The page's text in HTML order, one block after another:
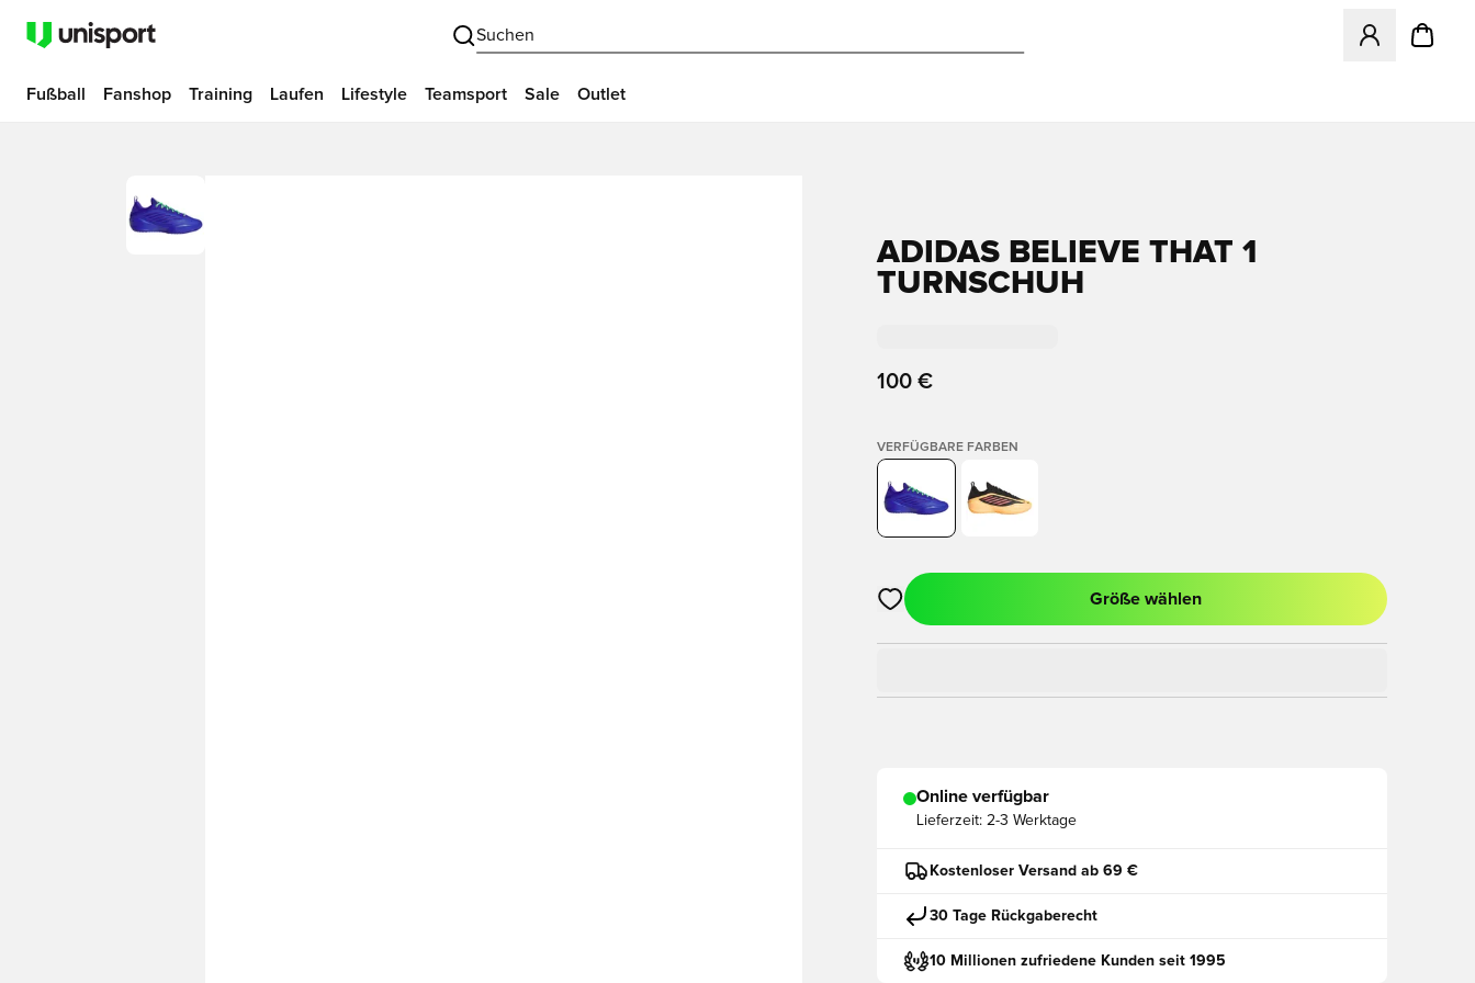
Suchen
Öffnet ein
Fußball Fanshop Training Laufen Lifestyle Teamsport Sale Outlet
ADIDAS BELIEVE THAT 1
TURNSCHUH
100 €
VERFÜGBARE FARBEN
Öffnet ein neues Fenster zum Anmelden oder Registrieren als Mitglied
Größe wählen
Online verfügbar
Lieferzeit: 2-3 Werktage
Kostenloser Versand ab 69 €
30 Tage Rückgaberecht
10 Millionen zufriedene Kunden seit 1995